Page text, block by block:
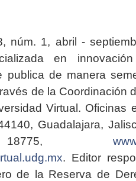
núm. 1, abril -
en
publica de manera
de la Coordinación
Virtual. Oficinas
Guadalajara,
. Editor
de la Reserva de